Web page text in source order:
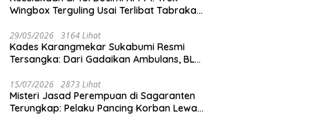
Wingbox Terguling Usai Terlibat Tabrakan
29/05/2026 3164 Lihat
Kades Karangmekar Sukabumi Resmi
Tersangka: Dari Gadaikan Ambulans, BLT
15/07/2026 2873 Lihat
Misteri Jasad Perempuan di Sagaranten
Terungkap: Pelaku Pancing Korban Lewat